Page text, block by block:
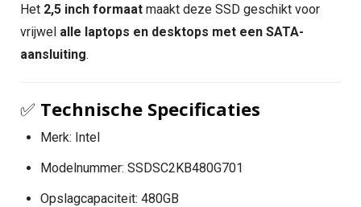
Het 2,5 inch formaat maakt deze SSD geschikt voor
vrijwel alle laptops en desktops met een SATA-
aansluiting.
✅ Technische Specificaties
Merk: Intel
Modelnummer: SSDSC2KB480G701
Opslagcapaciteit: 480GB